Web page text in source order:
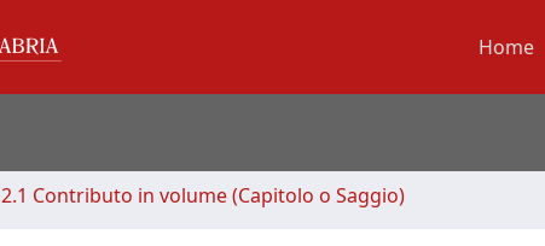
Home
2.1 Contributo in volume (Capitolo o Saggio)